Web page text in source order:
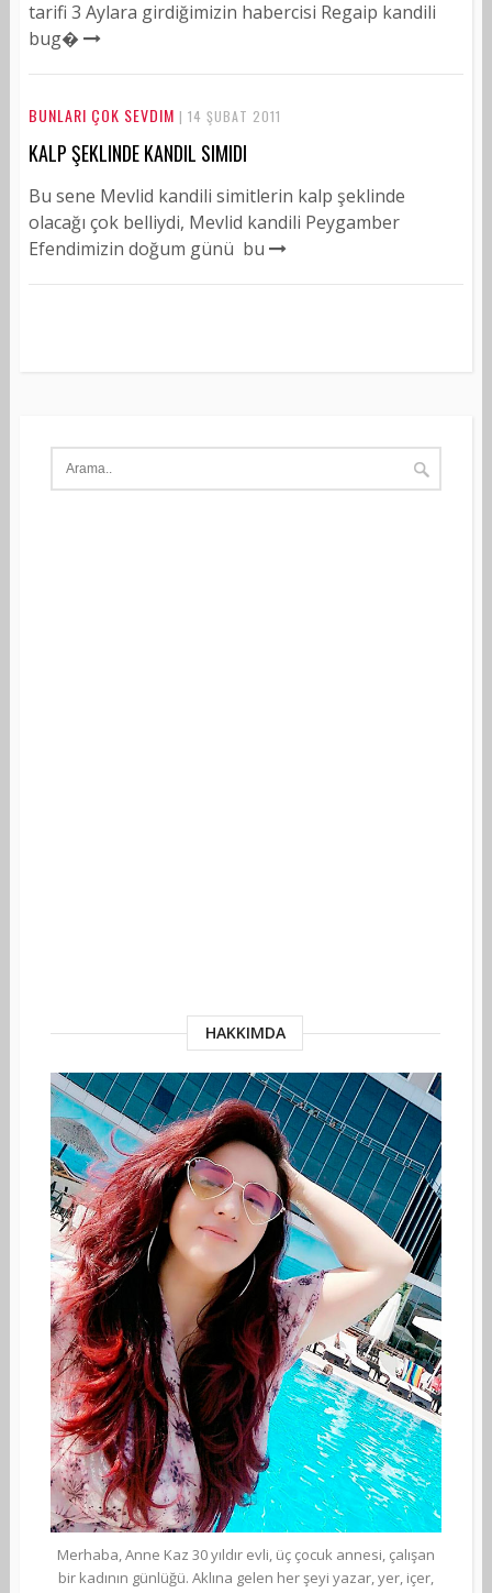
tarifi 3 Aylara girdiğimizin habercisi Regaip kandili
bug�
BUNLARI ÇOK SEVDIM | 14 ŞUBAT 2011
KALP ŞEKLINDE KANDIL SIMIDI
Bu sene Mevlid kandili simitlerin kalp şeklinde
olacağı çok belliydi, Mevlid kandili Peygamber
Efendimizin doğum günü bu
HAKKIMDA
Merhaba, Anne Kaz 30 yıldır evli, üç çocuk annesi, çalışan
bir kadının günlüğü. Aklına gelen her şeyi yazar, yer, içer,